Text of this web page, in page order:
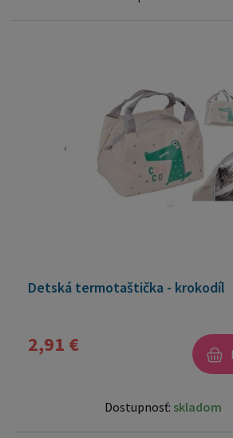
Detská termotaštička - krokodíl
2,91 €
Dostupnosť: skladom